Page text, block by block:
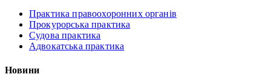
Практика правоохоронних органів
Прокурорська практика
Судова практика
Адвокатська практика
Новини